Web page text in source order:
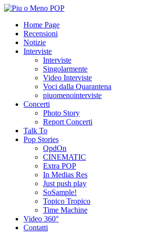
Home Page
Recensioni
Notizie
Interviste
Interviste
Singolarmente
Video Interviste
Voci dalla Quarantena
piuomenointerviste
Concerti
Photo Story
Report Concerti
Talk To
Pop Stories
QpdOn
CINEMATIC
Extra POP
In Medias Res
Just push play
SoSample!
Topico Tropico
Time Machine
Video 360°
Contatti